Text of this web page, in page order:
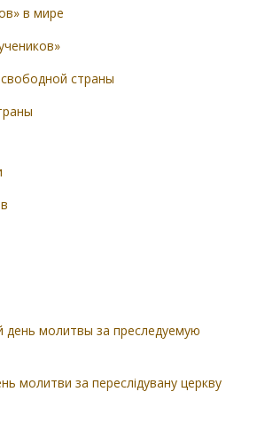
в мире
страны
молитвы за преследуемую
молитви за переслідувану церкву